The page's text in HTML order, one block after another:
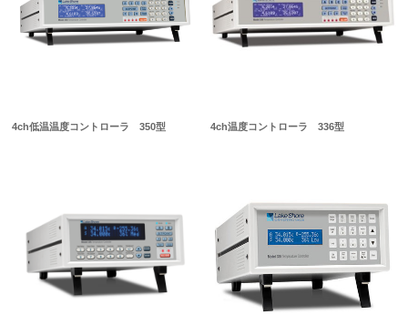
4ch低温温度コントローラ 350型 4ch温度コントローラ 336型